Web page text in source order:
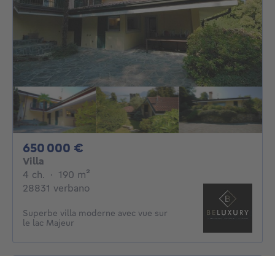
650 000 €
Villa
4 ch. 4 chambres
· 190 m²
28831 verbano
Superbe villa moderne avec vue sur
le lac Majeur